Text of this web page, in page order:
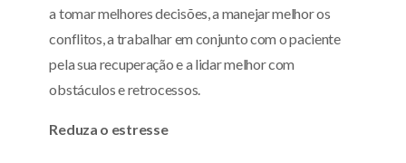
a tomar melhores decisões, a manejar melhor os
conflitos, a trabalhar em conjunto com o paciente
pela sua recuperação e a lidar melhor com
obstáculos e retrocessos.
Reduza o estresse